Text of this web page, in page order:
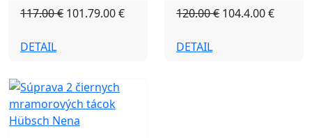
117.00 € 101.79.00 €
DETAIL
120.00 € 104.4.00 €
DETAIL